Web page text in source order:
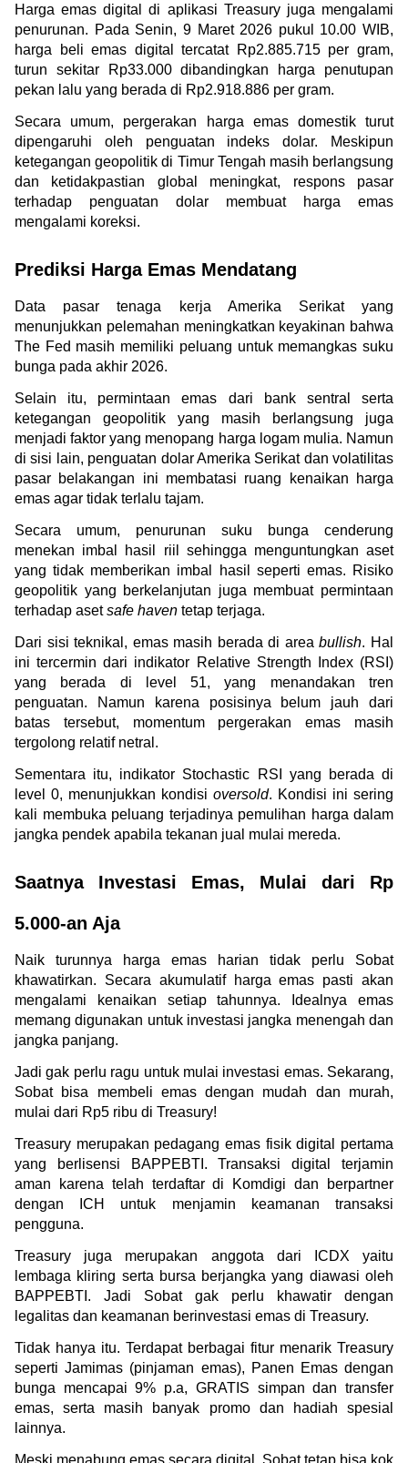
Harga emas digital di aplikasi Treasury juga mengalami
penurunan. Pada Senin, 9 Maret 2026 pukul 10.00 WIB,
harga beli emas digital tercatat Rp2.885.715 per gram,
turun sekitar Rp33.000 dibandingkan harga penutupan
pekan lalu yang berada di Rp2.918.886 per gram.
Secara umum, pergerakan harga emas domestik turut
dipengaruhi oleh penguatan indeks dolar. Meskipun
ketegangan geopolitik di Timur Tengah masih berlangsung
dan ketidakpastian global meningkat, respons pasar
terhadap penguatan dolar membuat harga emas
mengalami koreksi.
Prediksi Harga Emas Mendatang
Data pasar tenaga kerja Amerika Serikat yang
menunjukkan pelemahan meningkatkan keyakinan bahwa
The Fed masih memiliki peluang untuk memangkas suku
bunga pada akhir 2026.
Selain itu, permintaan emas dari bank sentral serta
ketegangan geopolitik yang masih berlangsung juga
menjadi faktor yang menopang harga logam mulia. Namun
di sisi lain, penguatan dolar Amerika Serikat dan volatilitas
pasar belakangan ini membatasi ruang kenaikan harga
emas agar tidak terlalu tajam.
Secara umum, penurunan suku bunga cenderung
menekan imbal hasil riil sehingga menguntungkan aset
yang tidak memberikan imbal hasil seperti emas. Risiko
geopolitik yang berkelanjutan juga membuat permintaan
terhadap aset safe haven tetap terjaga.
Dari sisi teknikal, emas masih berada di area bullish. Hal
ini tercermin dari indikator Relative Strength Index (RSI)
yang berada di level 51, yang menandakan tren
penguatan. Namun karena posisinya belum jauh dari
batas tersebut, momentum pergerakan emas masih
tergolong relatif netral.
Sementara itu, indikator Stochastic RSI yang berada di
level 0, menunjukkan kondisi oversold. Kondisi ini sering
kali membuka peluang terjadinya pemulihan harga dalam
jangka pendek apabila tekanan jual mulai mereda.
Saatnya Investasi Emas, Mulai dari Rp
5.000-an Aja
Naik turunnya harga emas harian tidak perlu Sobat
khawatirkan. Secara akumulatif harga emas pasti akan
mengalami kenaikan setiap tahunnya. Idealnya emas
memang digunakan untuk investasi jangka menengah dan
jangka panjang.
Jadi gak perlu ragu untuk mulai investasi emas. Sekarang,
Sobat bisa membeli emas dengan mudah dan murah,
mulai dari Rp5 ribu di Treasury!
Treasury merupakan pedagang emas fisik digital pertama
yang berlisensi BAPPEBTI. Transaksi digital terjamin
aman karena telah terdaftar di Komdigi dan berpartner
dengan ICH untuk menjamin keamanan transaksi
pengguna.
Treasury juga merupakan anggota dari ICDX yaitu
lembaga kliring serta bursa berjangka yang diawasi oleh
BAPPEBTI. Jadi Sobat gak perlu khawatir dengan
legalitas dan keamanan berinvestasi emas di Treasury.
Tidak hanya itu. Terdapat berbagai fitur menarik Treasury
seperti Jamimas (pinjaman emas), Panen Emas dengan
bunga mencapai 9% p.a, GRATIS simpan dan transfer
emas, serta masih banyak promo dan hadiah spesial
lainnya.
Meski menabung emas secara digital, Sobat tetap bisa kok